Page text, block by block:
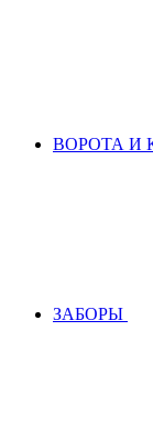
ВОРОТА И
ЗАБОРЫ